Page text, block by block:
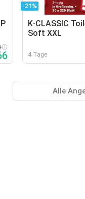
-21%
K-CLASSIC
Soft XXL
4 Tage
Alle